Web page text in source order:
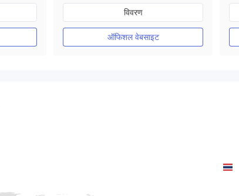
ऑस्ट्रेलिया विनियमन
मार्केट मेकिंग (एमएम)
मुख्य-लेबल MT4
विवरण
ऑफिशल वेबसाइट